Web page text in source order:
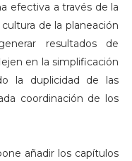
efectiva a través de la
de la planeación
resultados de
en la simplificación
la duplicidad de las
coordinación de los
añadir los capítulos